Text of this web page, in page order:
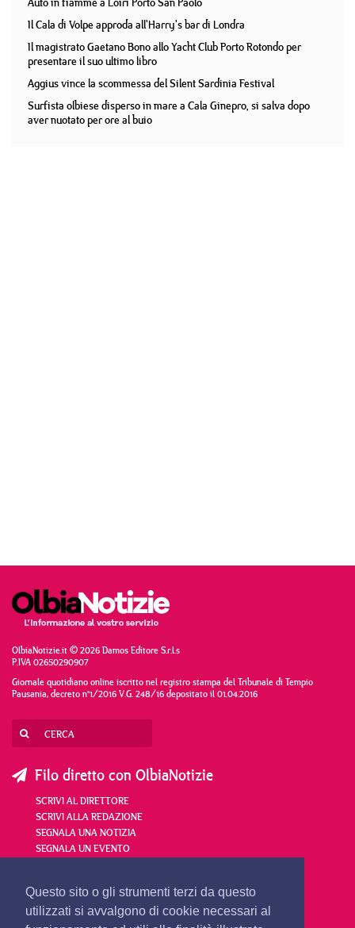
Questo sito o gli strumenti terzi da questo
utilizzati si avvalgono di cookie necessari al
Il Cala di Volpe approda all'Harry's bar di Londra
Il magistrato Gaetano Bono allo Yacht Club Porto Rotondo per
presentare il suo ultimo libro
Aggius vince la scommessa del Silent Sardinia Festival
Surfista olbiese disperso in mare a Cala Ginepro, si salva dopo
aver nuotato per ore al buio
OlbiaNotizie.it © 2026 Damos Editore S.r.l.s
P.IVA 02650290907
Giornale quotidiano online iscritto nel registro stampa del Tribunale di Tempio
Pausania, decreto n°1/2016 V.G. 248/16 depositato il 01.04.2016
Filo diretto con OlbiaNotizie
SCRIVI AL DIRETTORE
SCRIVI ALLA REDAZIONE
SEGNALA UNA NOTIZIA
SEGNALA UN EVENTO
redazione@olbianotizie.it